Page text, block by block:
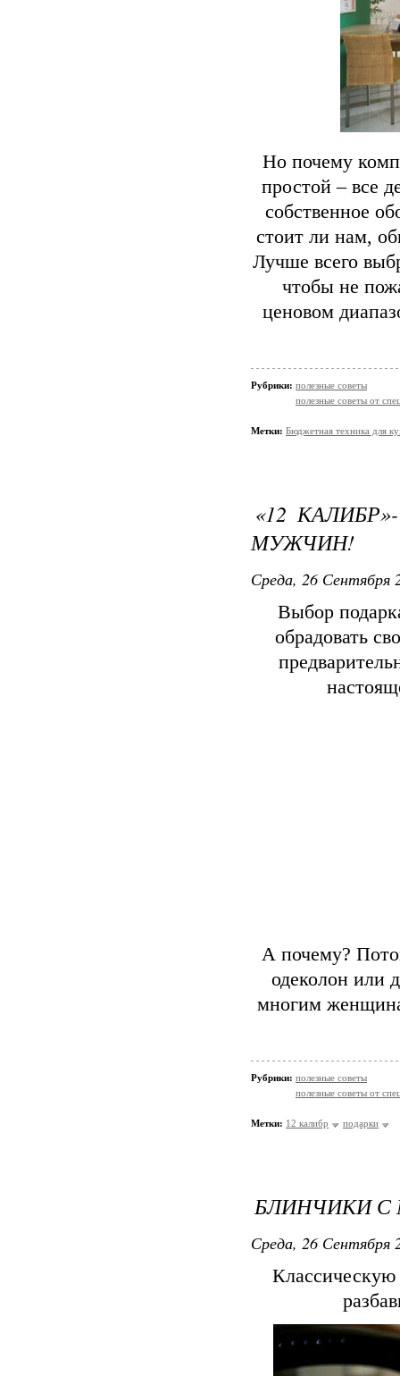
Но почему
простой – все
собственное
стоит ли нам,
Лучше всего
чтобы не
ценовом
Рубрики: полезные советы
полезные советы от
Метки: Бюджетная техника для
«12
МУЖЧИН!
Среда, 26 Сентября
Выбор
обрадовать
А почему?
одеколон или
многим
Рубрики: полезные советы
полезные советы от
Метки: 12 калибр подарки
БЛИНЧИКИ
Среда, 26 Сентября
Классическую